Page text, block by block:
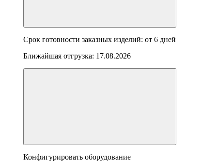
Срок готовности заказных изделий: от 6 дней
Ближайшая отгрузка: 17.08.2026
Конфигурировать оборудование